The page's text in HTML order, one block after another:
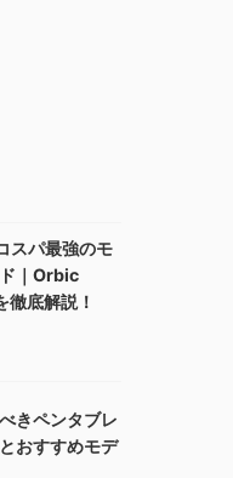
スパ最強のモ
｜Orbic
底解説！
きペンタブレ
おすすめモデ